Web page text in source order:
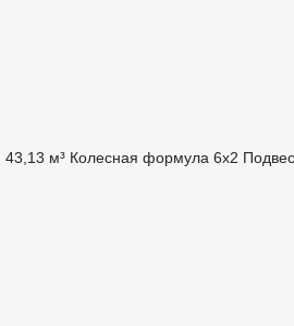
43,13 м³ Колесная формула 6x2